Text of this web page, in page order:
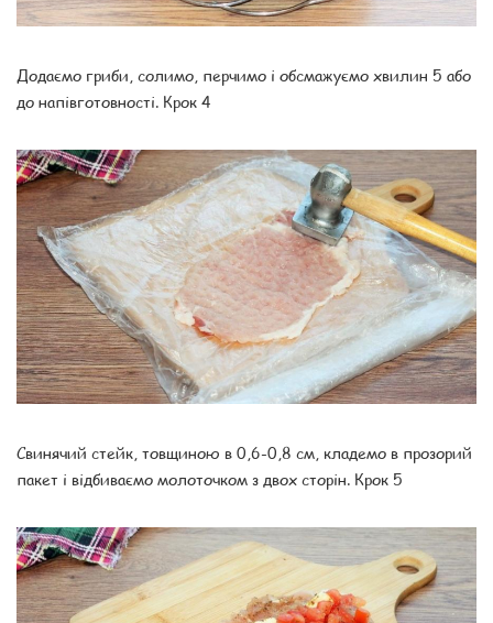
Додаємо гриби, солимо, перчимо і обсмажуємо хвилин 5 або
до напівготовності. Крок 4
Свинячий стейк, товщиною в 0,6-0,8 см, кладемо в прозорий
пакет і відбиваємо молоточком з двох сторін. Крок 5